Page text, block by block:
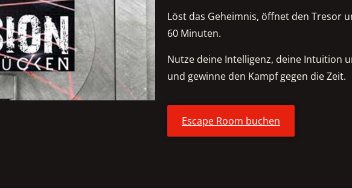
Löst das Geheimnis, öffnet den Tresor
60 Minuten.
Nutze deine Intelligenz, deine Intuition
und gewinne den Kampf gegen die Zeit.
Escape Room buchen